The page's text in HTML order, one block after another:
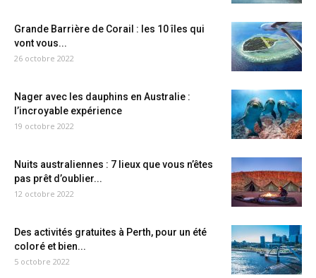
Grande Barrière de Corail : les 10 îles qui
vont vous...
26 octobre 2022
Nager avec les dauphins en Australie :
l’incroyable expérience
19 octobre 2022
Nuits australiennes : 7 lieux que vous n’êtes
pas prêt d’oublier...
12 octobre 2022
Des activités gratuites à Perth, pour un été
coloré et bien...
5 octobre 2022